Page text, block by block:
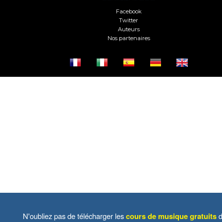
Facebook
Twitter
Auteurs
Nos partenaires
N'oubliez pas de télécharger lescours de musique gratuits